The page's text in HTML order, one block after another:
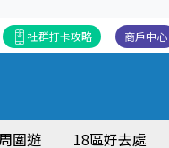
商戶中心
社群打卡攻略
圍遊 18區好去處